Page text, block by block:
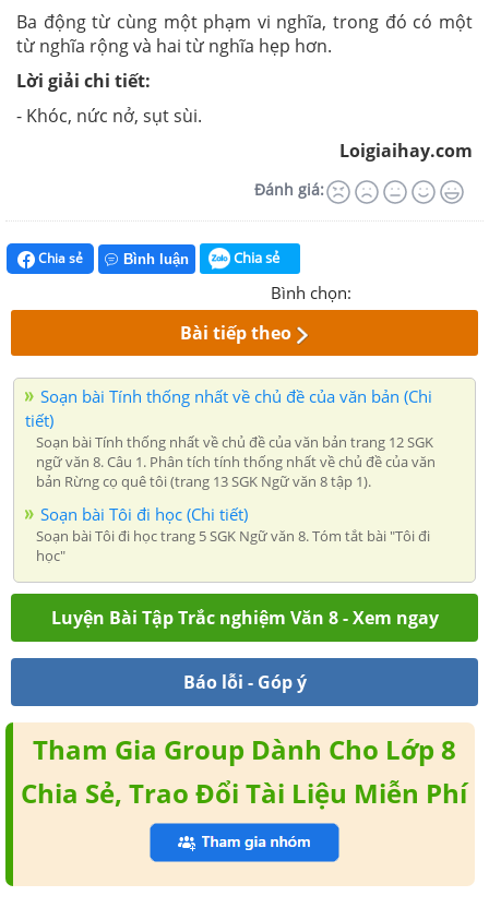
Ba động từ cùng một phạm vi nghĩa, trong đó có một
từ nghĩa rộng và hai từ nghĩa hẹp hơn.
Lời giải chi tiết:
- Khóc, nức nở, sụt sùi.
Loigiaihay.com
Đánh giá:
Chia sẻ Bình luận Chia sẻ
Bình chọn:
Bài tiếp theo
Soạn bài Tính thống nhất về chủ đề của văn bản (Chi
tiết)
Soạn bài Tính thống nhất về chủ đề của văn bản trang 12 SGK
ngữ văn 8. Câu 1. Phân tích tính thống nhất về chủ đề của văn
bản Rừng cọ quê tôi (trang 13 SGK Ngữ văn 8 tập 1).
Soạn bài Tôi đi học (Chi tiết)
Soạn bài Tôi đi học trang 5 SGK Ngữ văn 8. Tóm tắt bài "Tôi đi
học"
Luyện Bài Tập Trắc nghiệm Văn 8 - Xem ngay
Báo lỗi - Góp ý
Tham Gia Group Dành Cho Lớp 8
Chia Sẻ, Trao Đổi Tài Liệu Miễn Phí